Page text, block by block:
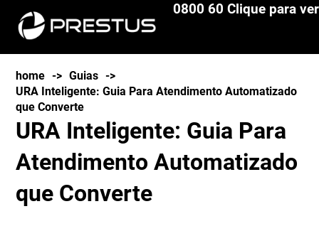
0800 60 Clique para ver
home -> Guias ->
URA Inteligente: Guia Para Atendimento Automatizado
que Converte
URA Inteligente: Guia Para
Atendimento Automatizado
que Converte